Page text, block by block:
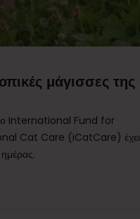
μάγισσες της
International Fund for
Cat Care (iCatCare) έχει